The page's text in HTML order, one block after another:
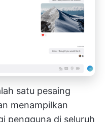
satu pesaing
menampilkan
pengguna di seluruh